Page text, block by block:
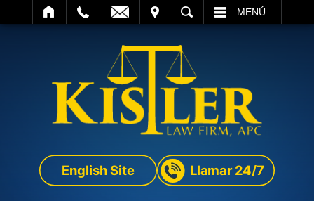
BUSCAR MENÚ
English Site Llamar 24/7